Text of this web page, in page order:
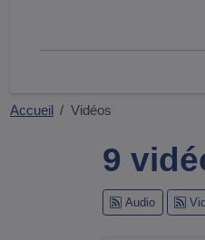
Accueil Vidéos
9
Audio